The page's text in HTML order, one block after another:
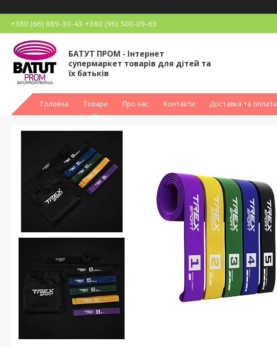
+380 (66) 889-30-43 +380 (96) 500-09-63
БАТУТ ПРОМ - Інтернет
супермаркет товарів для дітей та
їх батьків
Головна Товари Про нас Контакти Доставка та оплата